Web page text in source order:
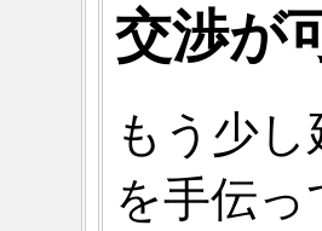
交渉が
もう少
を手伝